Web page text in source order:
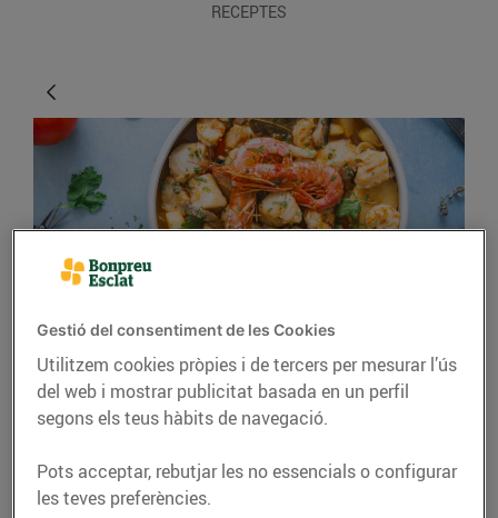
RECEPTES
RECEPTES
Caldereta de peix amb
gambes, bolets i pomes
Per a 4 persones
Gestió del consentiment de les Cookies
Utilitzem cookies pròpies i de tercers per mesurar l’ús
del web i mostrar publicitat basada en un perfil
segons els teus hàbits de navegació.
Pots acceptar, rebutjar les no essencials o configurar
les teves preferències.